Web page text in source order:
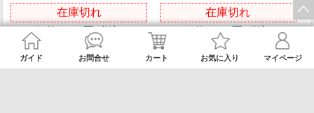
在庫切れ
6,600円(税込)
在庫切れ
6,600円
ガイド お問合せ カート お気に入り マイページ